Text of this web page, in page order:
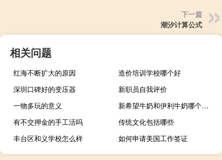
下一篇
潮汐计算公式
相关问题
红海不断扩大的原因
造价培训学校哪个好
深圳口碑好的变压器
新职员自我评价
一物多玩的意义
新希望牛奶和伊利牛奶哪个更好
有不交押金的手工活吗
传统文化包括哪些
丰台区和义学校怎么样
如何申请美国工作签证